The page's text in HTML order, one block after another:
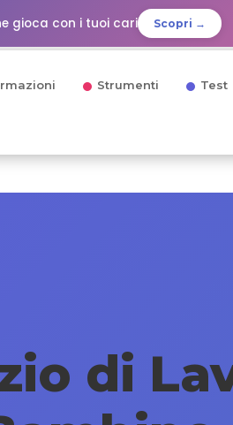
gioca con i tuoi cari Scopri →
Strumenti Test
di